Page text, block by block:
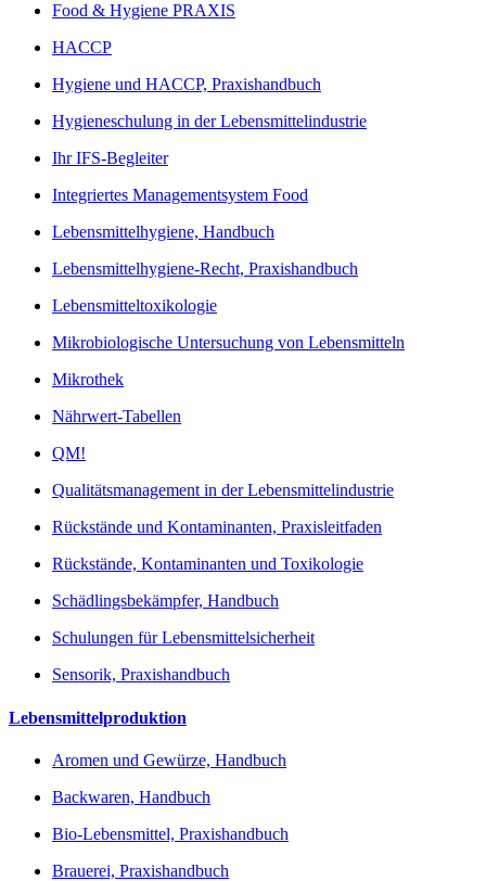
Food & Hygiene PRAXIS
HACCP
Hygiene und HACCP, Praxishandbuch
Hygieneschulung in der Lebensmittelindustrie
Ihr IFS-Begleiter
Integriertes Managementsystem Food
Lebensmittelhygiene, Handbuch
Lebensmittelhygiene-Recht, Praxishandbuch
Lebensmitteltoxikologie
Mikrobiologische Untersuchung von Lebensmitteln
Mikrothek
Nährwert-Tabellen
QM!
Qualitätsmanagement in der Lebensmittelindustrie
Rückstände und Kontaminanten, Praxisleitfaden
Rückstände, Kontaminanten und Toxikologie
Schädlingsbekämpfer, Handbuch
Schulungen für Lebensmittelsicherheit
Sensorik, Praxishandbuch
Lebensmittelproduktion
Aromen und Gewürze, Handbuch
Backwaren, Handbuch
Bio-Lebensmittel, Praxishandbuch
Brauerei, Praxishandbuch